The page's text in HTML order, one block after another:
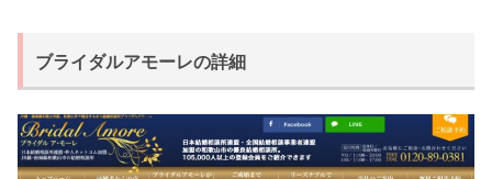
ブライダルアモーレの詳細